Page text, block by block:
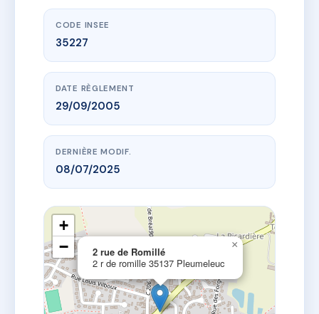
CODE INSEE
35227
DATE RÈGLEMENT
29/09/2005
DERNIÈRE MODIF.
08/07/2025
2 rue de Romillé
2 r de romille 35137 Pleumeleuc
×
+
−